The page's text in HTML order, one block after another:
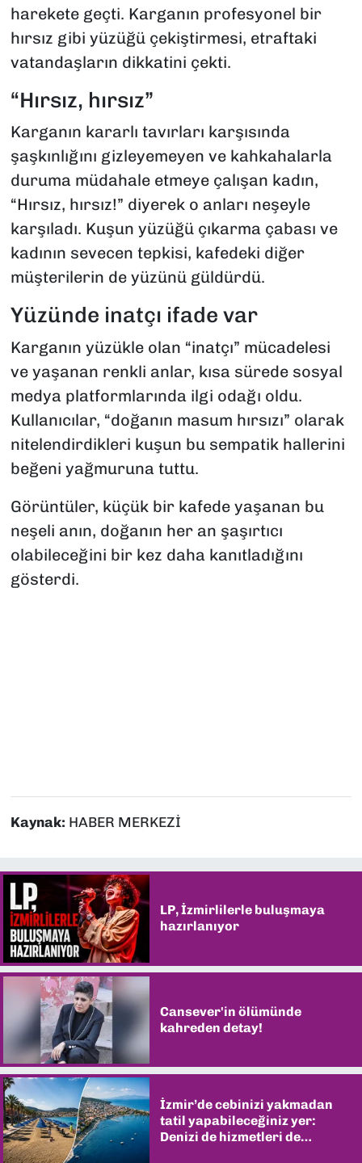
harekete geçti. Karganın profesyonel bir
hırsız gibi yüzüğü çekiştirmesi, etraftaki
vatandaşların dikkatini çekti.
“Hırsız, hırsız”
Karganın kararlı tavırları karşısında
şaşkınlığını gizleyemeyen ve kahkahalarla
duruma müdahale etmeye çalışan kadın,
“Hırsız, hırsız!” diyerek o anları neşeyle
karşıladı. Kuşun yüzüğü çıkarma çabası ve
kadının sevecen tepkisi, kafedeki diğer
müşterilerin de yüzünü güldürdü.
Yüzünde inatçı ifade var
Karganın yüzükle olan “inatçı” mücadelesi
ve yaşanan renkli anlar, kısa sürede sosyal
medya platformlarında ilgi odağı oldu.
Kullanıcılar, “doğanın masum hırsızı” olarak
nitelendirdikleri kuşun bu sempatik hallerini
beğeni yağmuruna tuttu.
Görüntüler, küçük bir kafede yaşanan bu
neşeli anın, doğanın her an şaşırtıcı
olabileceğini bir kez daha kanıtladığını
gösterdi.
Kaynak: HABER MERKEZİ
LP, İzmirlilerle buluşmaya
hazırlanıyor
Cansever'in ölümünde
kahreden detay!
İzmir’de cebinizi yakmadan
tatil yapabileceğiniz yer:
Denizi de hizmetleri de